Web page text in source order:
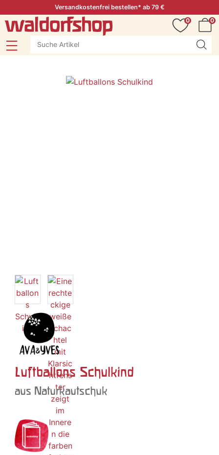
Versandkostenfrei bestellen* ab 79 €
0
0
Luftballons Schulkind
aus Naturkautschuk